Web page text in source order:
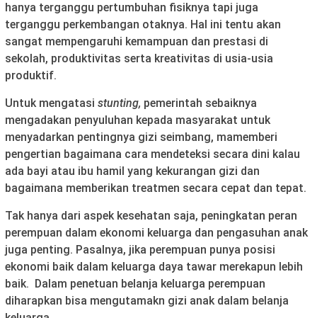
hanya terganggu pertumbuhan fisiknya tapi juga
terganggu perkembangan otaknya. Hal ini tentu akan
sangat mempengaruhi kemampuan dan prestasi di
sekolah, produktivitas serta kreativitas di usia-usia
produktif.
Untuk mengatasi stunting, pemerintah sebaiknya
mengadakan penyuluhan kepada masyarakat untuk
menyadarkan pentingnya gizi seimbang, mamemberi
pengertian bagaimana cara mendeteksi secara dini kalau
ada bayi atau ibu hamil yang kekurangan gizi dan
bagaimana memberikan treatmen secara cepat dan tepat.
Tak hanya dari aspek kesehatan saja, peningkatan peran
perempuan dalam ekonomi keluarga dan pengasuhan anak
juga penting. Pasalnya, jika perempuan punya posisi
ekonomi baik dalam keluarga daya tawar merekapun lebih
baik. Dalam penetuan belanja keluarga perempuan
diharapkan bisa mengutamakn gizi anak dalam belanja